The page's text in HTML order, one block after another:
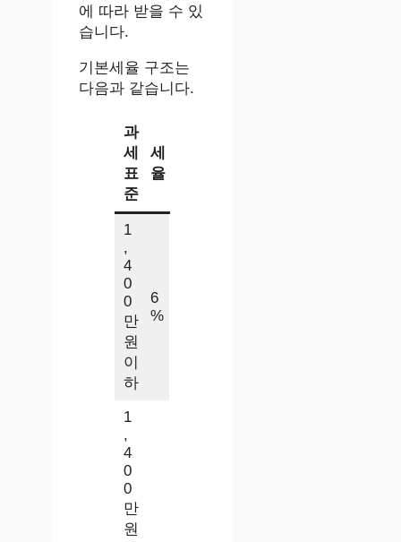
에 따라 받을 수 있
습니다.
기본세율 구조는
다음과 같습니다.
과
세
표
준
세
율
1
,
4
0
0
만
원
이
하
6
%
1
,
4
0
0
만
원